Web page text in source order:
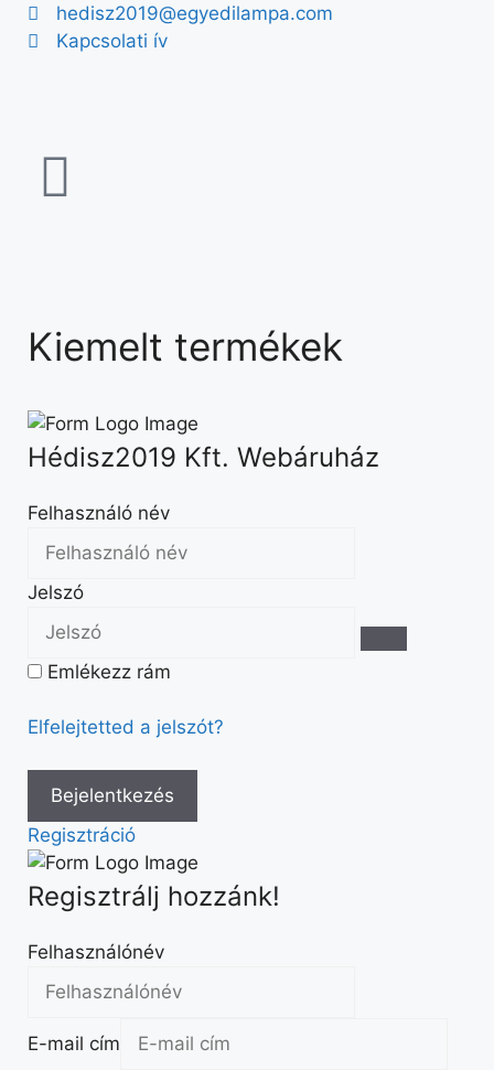
hedisz2019@egyedilampa.com
Kapcsolati ív
Kiemelt termékek
Hédisz2019 Kft. Webáruház
Felhasználó név
Jelszó
Emlékezz rám
Elfelejtetted a jelszót?
Regisztráció
Regisztrálj hozzánk!
Felhasználónév
E-mail cím